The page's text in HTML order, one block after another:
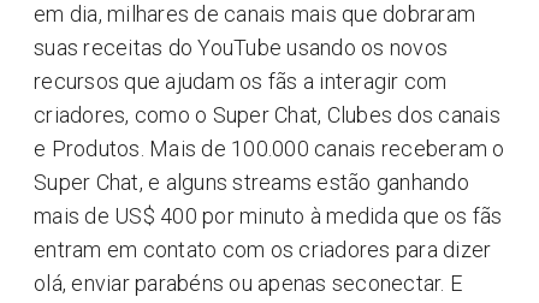
em dia, milhares de canais mais que dobraram
suas receitas do YouTube usando os novos
recursos que ajudam os fãs a interagir com
criadores, como o Super Chat, Clubes dos canais
e Produtos. Mais de 100.000 canais receberam o
Super Chat, e alguns streams estão ganhando
mais de US$ 400 por minuto à medida que os fãs
entram em contato com os criadores para dizer
olá, enviar parabéns ou apenas seconectar. E